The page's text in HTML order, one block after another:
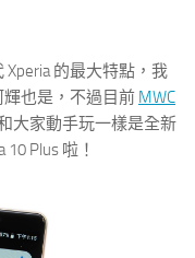
的最大特點，我
輝也是，不過目前 MWC
大家動手玩一樣是全新
Plus 啦！